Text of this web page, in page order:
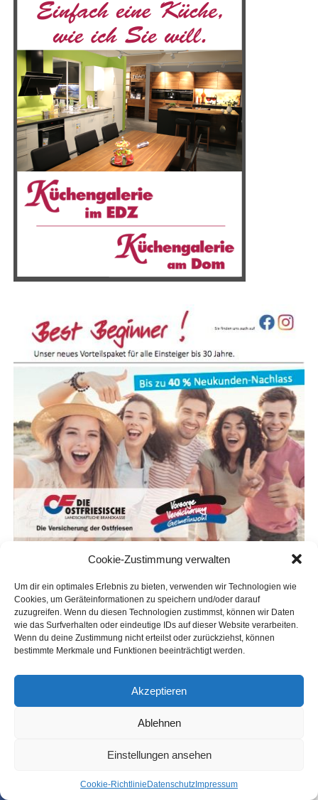
Cookie-Zustimmung verwalten
Um dir ein optimales Erlebnis zu bieten, verwenden wir Technologien wie
Cookies, um Geräteinformationen zu speichern und/oder darauf
zuzugreifen. Wenn du diesen Technologien zustimmst, können wir Daten
wie das Surfverhalten oder eindeutige IDs auf dieser Website verarbeiten.
Wenn du deine Zustimmung nicht erteilst oder zurückziehst, können
bestimmte Merkmale und Funktionen beeinträchtigt werden.
Akzeptieren
Ablehnen
Einstellungen ansehen
Coo­kie-Richt­li­nie Daten­schutz Impres­sum
SHARE TWEET
AUCH INTER­ES­SANT:
VERANSTALTUNG
Kul­tur und Mit­mach­ak­tio­nen am
Alten Hafen
VERANSTALTUNG
LOKAL